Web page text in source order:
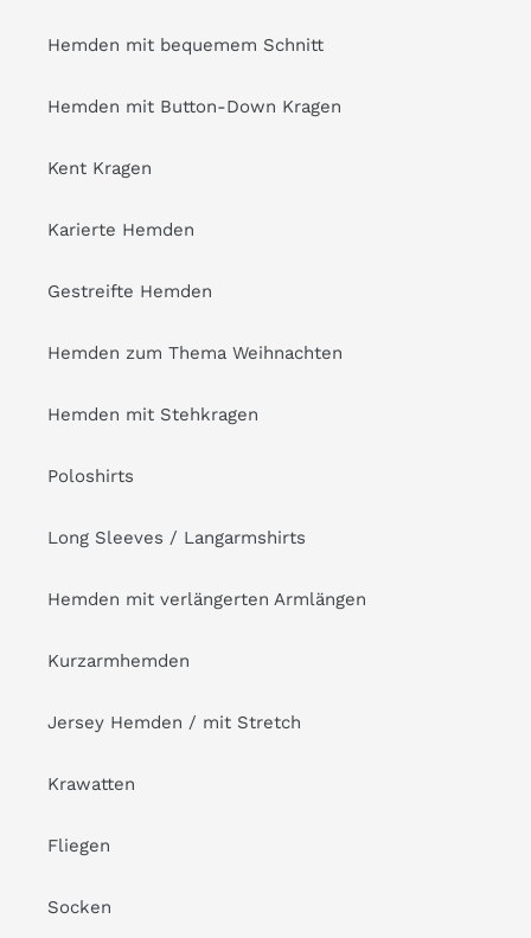
Hemden mit bequemem Schnitt
Hemden mit Button-Down Kragen
Kent Kragen
Karierte Hemden
Gestreifte Hemden
Hemden zum Thema Weihnachten
Hemden mit Stehkragen
Poloshirts
Long Sleeves / Langarmshirts
Hemden mit verlängerten Armlängen
Kurzarmhemden
Jersey Hemden / mit Stretch
Krawatten
Fliegen
Socken